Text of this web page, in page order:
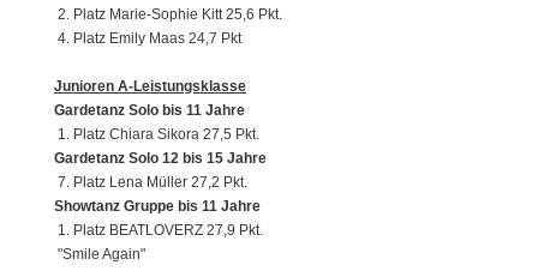
2. Platz Marie-Sophie Kitt 25,6 Pkt.
4. Platz Emily Maas 24,7 Pkt
Junioren A-Leistungsklasse
Gardetanz Solo bis 11 Jahre
1. Platz Chiara Sikora 27,5 Pkt.
Gardetanz Solo 12 bis 15 Jahre
7. Platz Lena Müller 27,2 Pkt.
Showtanz Gruppe bis 11 Jahre
1. Platz BEATLOVERZ 27,9 Pkt.
"Smile Again"